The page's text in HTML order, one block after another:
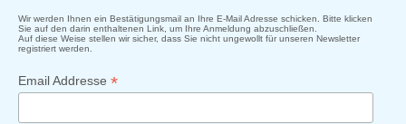
Wir werden Ihnen ein Bestätigungsmail an Ihre E-Mail Adresse schicken. Bitte klicken
Sie auf den darin enthaltenen Link, um Ihre Anmeldung abzuschließen.
Auf diese Weise stellen wir sicher, dass Sie nicht ungewollt für unseren Newsletter
registriert werden.
Email Addresse *